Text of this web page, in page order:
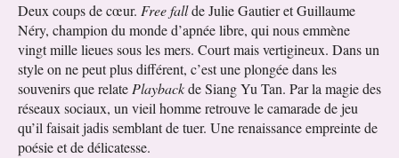
Deux coups de cœur. Free fallde Julie Gautier et Guillaume
Néry, champion du monde d’apnée libre, qui nous emmène
vingt mille lieues sous les mers. Court mais vertigineux. Dans un
style on ne peut plus différent, c’est une plongée dans les
souvenirs que relate Playbackde Siang Yu Tan. Par la magie des
réseaux sociaux, un vieil homme retrouve le camarade de jeu
qu’il faisait jadis semblant de tuer. Une renaissance empreinte de
poésie et de délicatesse.